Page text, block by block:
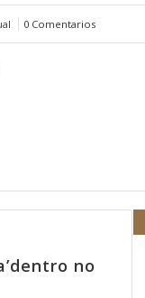
0 Comentarios
no